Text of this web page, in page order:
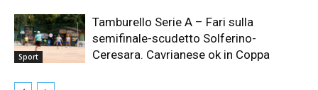
Sport
Tamburello Serie A – Fari sulla
semifinale-scudetto Solferino-
Ceresara. Cavrianese ok in Coppa